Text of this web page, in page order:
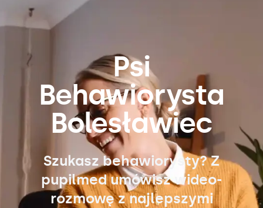
Psi
Behawiorysta
Bolesławiec
Szukasz behawiorysty? Z
pupilmed umówisz wideo-
rozmowę z najlepszymi